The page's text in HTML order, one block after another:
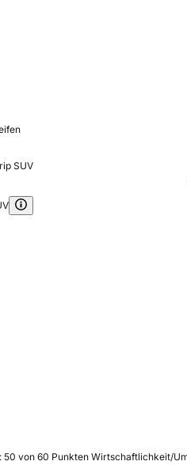
SUV
von 60 Punkten Wirtschaftlichkeit/